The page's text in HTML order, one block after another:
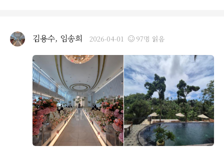
단 거기에 있는 모든 고기를 다 먹어보자는 마음으로 접시
에 열심히 담고 먹었는데 결국 다 먹어보지도 못하고 너무
배가 불러 실패했어요. 어른들이 좋아하시는 죽이나 잡채
같은 한식도 맛있었고, 안주로 먹기좋은 육회도 맛있었어
요. (소주 맥주 막걸리까지 있어 술을 좋아하시는 분들도
엄청 좋아하실거 같아요.)전에는 음료 코너가 밖에 있었는
데 이제는 안으로 들어와 더 편하게 음료를 마실 수 있을 거
같아요. 중간중간 빈 접시도 바로바로 치워주시고, 직원분
들이 흘린 음식 없이 계속 관리해 주시는 모습에 부모님들
김용수, 임송희 2026-04-01 97명 읽음